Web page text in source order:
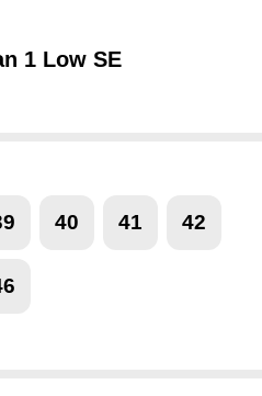
1 Low SE
40 41 42